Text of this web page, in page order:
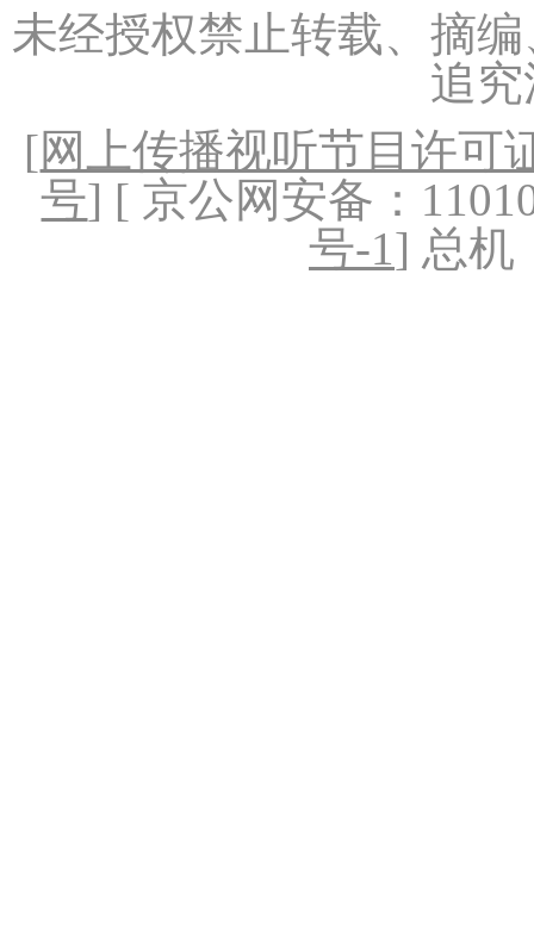
未经授权禁止转载、摘
追
[网上传播视听节目许可
号] [ 京公网安备：
号-1] 总机